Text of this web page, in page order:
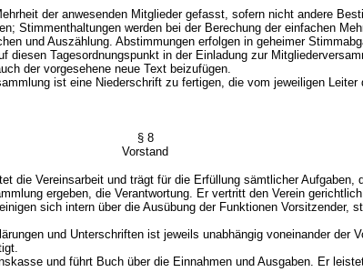
der anwesenden Mitglieder gefasst, sofern nicht andere
Stimmenthaltungen werden bei der Berechung der einfachen
und Auszählung. Abstimmungen erfolgen in geheimer
diesen Tagesordnungspunkt in der Einladung zur
der vorgesehene neue Text beizufügen.
ist eine Niederschrift zu fertigen, die vom jeweiligen Leiter
§ 8
Vorstand
die Vereinsarbeit und trägt für die Erfüllung sämtlicher Aufgaben,
ergeben, die Verantwortung. Er vertritt den Verein
sich intern über die Ausübung der Funktionen Vorsitzender,
und Unterschriften ist jeweils unabhängig voneinander der
und führt Buch über die Einnahmen und Ausgaben. Er